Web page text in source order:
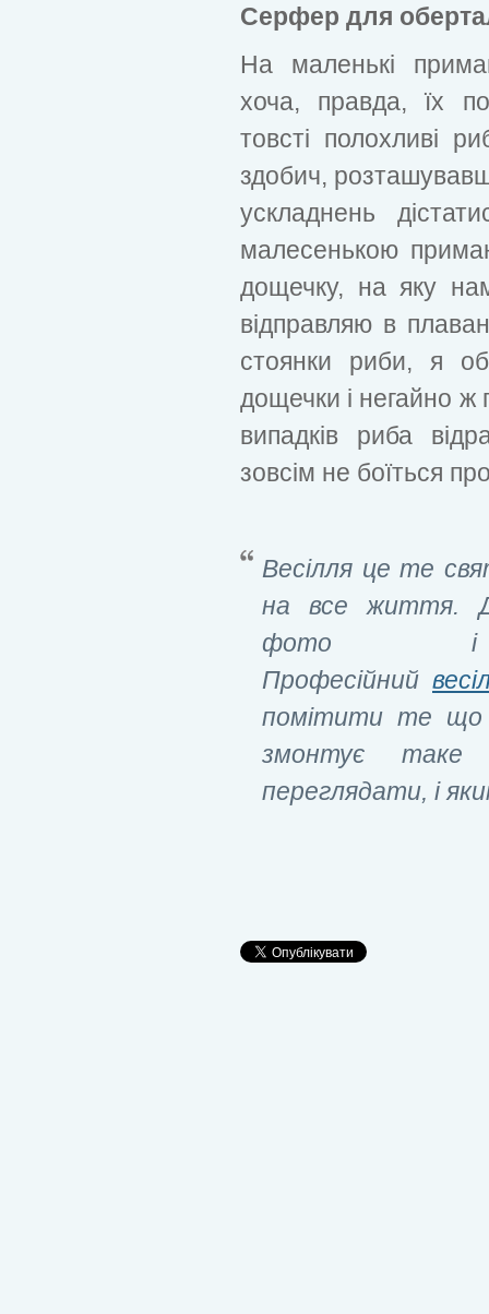
Серфер для
На маленькі
хоча, правда, їх
товсті полохливі
здобич,
ускладнень
малесенькою
дощечку, на яку
відправляю в
стоянки риби, я
дощечки і негайно ж
випадків риба
зовсім не боїться
Весілля це те
на все життя.
фото і
Професійний
помітити те що
змонтує таке
переглядати, і